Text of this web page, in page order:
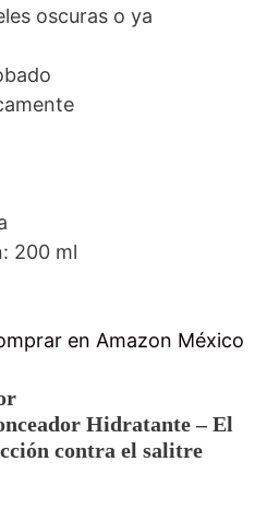
oscuras o ya
200 ml
en Amazon México
Hidratante – El
contra el salitre